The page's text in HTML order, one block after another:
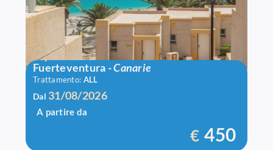
Alpiclub Sbh Monica Beach
Fuerteventura -Canarie
Trattamento: ALL
Dal 31/08/2026
A partire da
€ 450